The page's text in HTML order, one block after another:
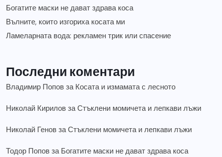
Богатите маски не дават здрава коса
Вълните, които изгориха косата ми
Ламеларната вода: рекламен трик или спасение
Последни коментари
Владимир Попов за Косата и измамата с лесното
Николай Кирилов заСтъклени момичета и лепкави лъжи
Николай Генов заСтъклени момичета и лепкави лъжи
Тодор Попов за Богатите маски не дават здрава коса